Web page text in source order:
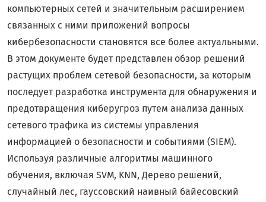
компьютерных сетей и значительным расширением
связанных с ними приложений вопросы
кибербезопасности становятся все более актуальными.
В этом документе будет представлен обзор решений
растущих проблем сетевой безопасности, за которым
последует разработка инструмента для обнаружения и
предотвращения киберугроз путем анализа данных
сетевого трафика из системы управления
информацией о безопасности и событиями (SIEM).
Используя различные алгоритмы машинного
обучения, включая SVM, KNN, Дерево решений,
случайный лес, гауссовский наивный байесовский